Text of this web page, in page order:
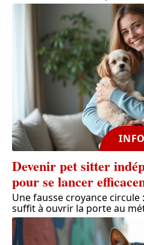
Devenir pet sitter
pour se lancer
Une fausse croyance
suffit à ouvrir la porte au